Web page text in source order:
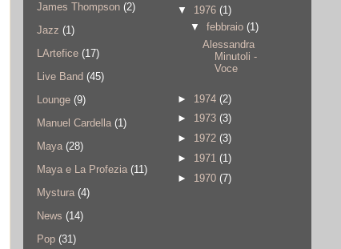
James Thompson (2)
Jazz (1)
LArtefice (17)
Live Band (45)
Lounge (9)
Manuel Cardella (1)
Maya (28)
Maya e La Profezia (11)
Mystura (4)
News (14)
Pop (31)
▼ 1976 (1)
▼ febbraio (1)
Alessandra
Minutoli -
Voce
► 1974 (2)
► 1973 (3)
► 1972 (3)
► 1971 (1)
► 1970 (7)